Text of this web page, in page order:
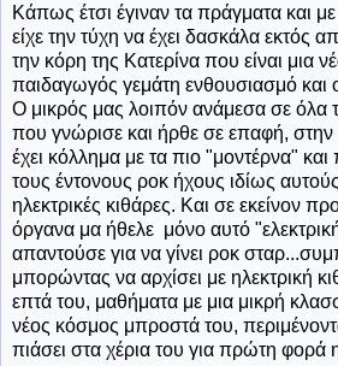
Κάπως έτσι έγιναν τα πράγματα και
είχε την τύχη να έχει δασκάλα εκτός
την κόρη της Κατερίνα που είναι μια
παιδαγωγός γεμάτη ενθουσιασμό και
Ο μικρός μας λοιπόν ανάμεσα σε όλα
που γνώρισε και ήρθε σε επαφή,
έχει κόλλημα με τα πιο "μοντέρνα"
τους έντονους ροκ ήχους ιδίως
ηλεκτρικές κιθάρες. Και σε εκείνον
όργανα μα ήθελε μόνο αυτό
απαντούσε για να γίνει ροκ
μπορώντας να αρχίσει με ηλεκτρική
επτά του, μαθήματα με μια μικρή
νέος κόσμος μπροστά του,
πιάσει στα χέρια του για πρώτη φορά